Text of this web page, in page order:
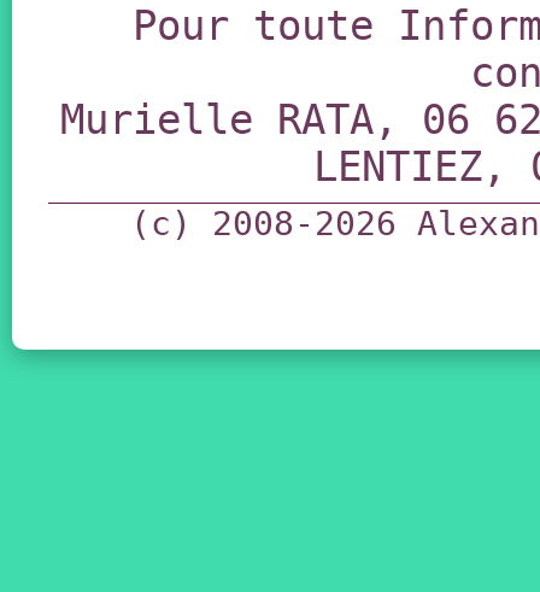
Pour toute
Murielle RATA, 06
(c) 2008-2026